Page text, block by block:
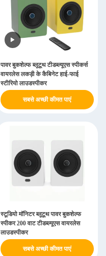
पावर बुकशेल्फ ब्लूटूथ टीडब्ल्यूएस स्पीकर्स
वायरलेस लकड़ी के कैबिनेट हाई-फाई
स्टीरियो लाउडस्पीकर
सबसे अच्छी कीमत पाएं
स्टूडियो मॉनिटर ब्लूटूथ पावर बुकशेल्फ
स्पीकर 200 वाट टीडब्ल्यूएस वायरलेस
लाउडस्पीकर
सबसे अच्छी कीमत पाएं